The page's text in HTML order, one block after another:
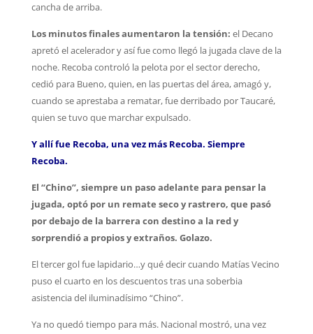
cancha de arriba.
Los minutos finales aumentaron la tensión: el Decano
apretó el acelerador y así fue como llegó la jugada clave de la
noche. Recoba controló la pelota por el sector derecho,
cedió para Bueno, quien, en las puertas del área, amagó y,
cuando se aprestaba a rematar, fue derribado por Taucaré,
quien se tuvo que marchar expulsado.
Yallí fue Recoba, una vez más Recoba. Siempre
Recoba.
El “Chino”, siempre un paso adelante para pensar la
jugada, optó por un remate seco y rastrero, que pasó
por debajo de la barrera con destino a la red y
sorprendió a propios y extraños. Golazo.
El tercer gol fue lapidario…y qué decir cuando Matías Vecino
puso el cuarto en los descuentos tras una soberbia
asistencia del iluminadísimo “Chino”.
Ya no quedó tiempo para más. Nacional mostró, una vez